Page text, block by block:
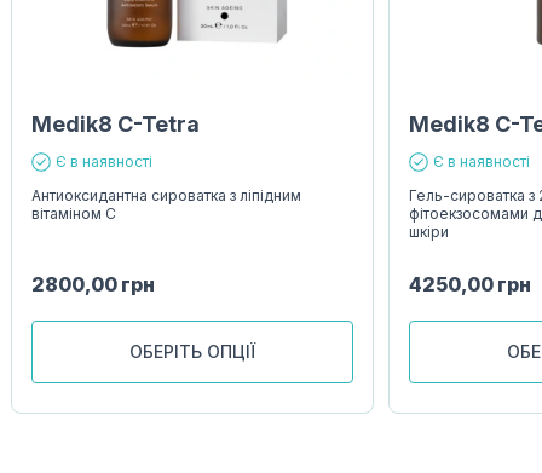
Medik8 C-Tetra
Є в наявності
Антиоксидантна сироватка з ліпідним
вітаміном С
2800,00 грн
ОБЕРІТЬ ОПЦІЇ
Medik8 C-
Є в наявності
Гель-сироватка з
фітоекзосомами
шкіри
4250,00 грн